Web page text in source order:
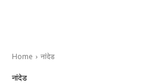
Home नांदेड
नांदेड